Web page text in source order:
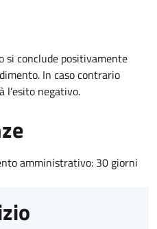
si conclude positivamente
In caso contrario
l’esito negativo.
amministrativo: 30 giorni